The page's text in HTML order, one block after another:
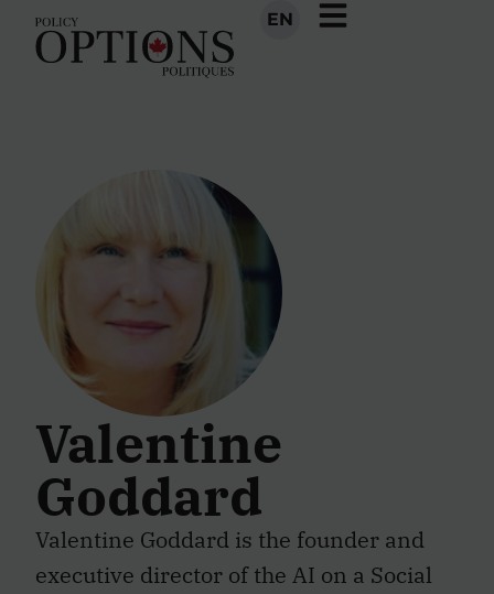
EN
Valentine
Goddard
Valentine Goddard is the founder and
executive director of the AI on a Social